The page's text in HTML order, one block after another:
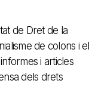
de Dret de la
de colons i el
i articles
dels drets